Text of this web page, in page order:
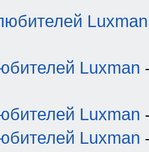
Luxman
Luxman
Luxman
Luxman